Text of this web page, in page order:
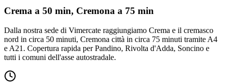
Crema a 50 min, Cremona a 75 min
Dalla nostra sede di Vimercate raggiungiamo Crema e il cremasco
nord in circa 50 minuti, Cremona città in circa 75 minuti tramite A4
e A21. Copertura rapida per Pandino, Rivolta d'Adda, Soncino e
tutti i comuni dell'asse autostradale.